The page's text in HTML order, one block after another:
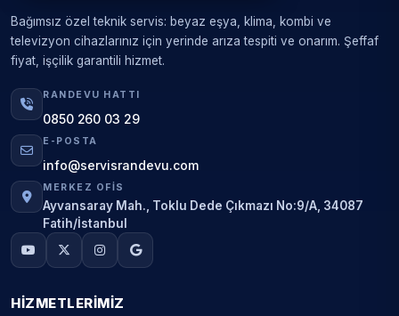
Bağımsız özel teknik servis: beyaz eşya, klima, kombi ve
televizyon cihazlarınız için yerinde arıza tespiti ve onarım. Şeffaf
fiyat, işçilik garantili hizmet.
RANDEVU HATTI
0850 260 03 29
E-POSTA
info@servisrandevu.com
MERKEZ OFIS
Ayvansaray Mah., Toklu Dede Çıkmazı No:9/A, 34087
Fatih/İstanbul
HIZMETLERIMIZ